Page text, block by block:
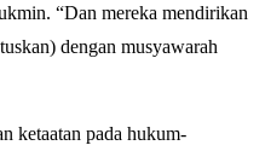
“Dan mereka mendirikan
dengan musyawarah
ketaatan pada hukum-